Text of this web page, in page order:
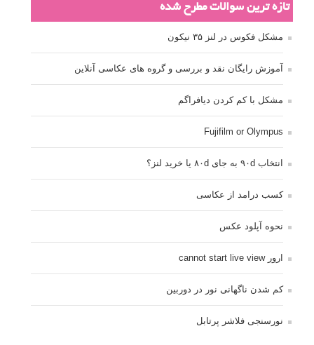
تازه ترین سوالات مطرح شده
مشکل فکوس در لنز ۳۵ نیکون
آموزش رایگان نقد و بررسی و گروه های عکاسی آنلاین
مشکل با کم کردن دیافراگم
Fujifilm or Olympus
انتخاب ۹۰d به جای ۸۰d یا خرید لنز؟
کسب درامد از عکاسی
نحوه آپلود عکس
ارور cannot start live view
کم شدن ناگهانی نور در دوربین
نورسنجی فلاشر پرتابل